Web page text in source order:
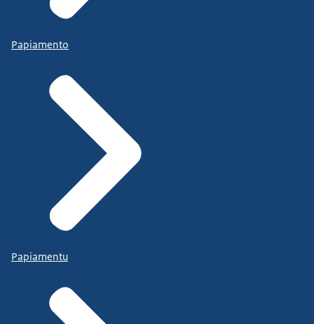
Papiamento
Papiamentu